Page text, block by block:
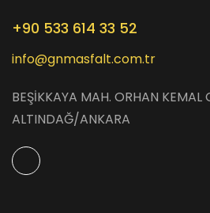
+90 533 614 33 52
info@gnmasfalt.com.tr
BEŞİKKAYA MAH. ORHAN
ALTINDAĞ/ANKARA